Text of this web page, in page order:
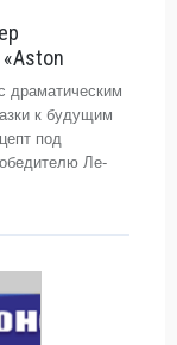
драматическим
к будущим
под
Ле-